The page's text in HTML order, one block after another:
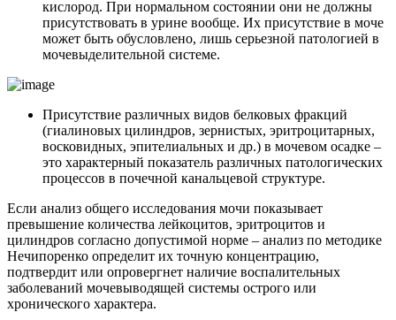
кислород. При нормальном состоянии они не должны
присутствовать в урине вообще. Их присутствие в моче
может быть обусловлено, лишь серьезной патологией в
мочевыделительной системе.
Присутствие различных видов белковых фракций
(гиалиновых цилиндров, зернистых, эритроцитарных,
восковидных, эпителиальных и др.) в мочевом осадке –
это характерный показатель различных патологических
процессов в почечной канальцевой структуре.
Если анализ общего исследования мочи показывает
превышение количества лейкоцитов, эритроцитов и
цилиндров согласно допустимой норме – анализ по методике
Нечипоренко определит их точную концентрацию,
подтвердит или опровергнет наличие воспалительных
заболеваний мочевыводящей системы острого или
хронического характера.